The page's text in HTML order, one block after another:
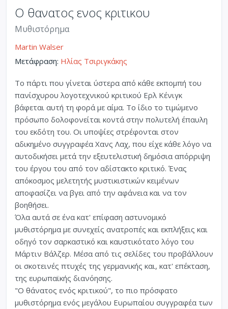
Ο θανατος ενος κριτικου
Μυθιστόρημα
Martin Walser
Μετάφραση: Ηλίας Τσιριγκάκης
Το πάρτι που γίνεται ύστερα από κάθε εκπομπή του
πανίσχυρου λογοτεχνικού κριτικού Ερλ Κένιγκ
βάφεται αυτή τη φορά με αίμα. Το ίδιο το τιμώμενο
πρόσωπο δολοφονείται κοντά στην πολυτελή έπαυλη
του εκδότη του. Οι υποψίες στρέφονται στον
αδικημένο συγγραφέα Χανς Λαχ, που είχε κάθε λόγο να
αυτοδικήσει μετά την εξευτελιστική δημόσια απόρριψη
του έργου του από τον αδίστακτο κριτικό. Ένας
απόκοσμος μελετητής μυστικιστικών κειμένων
αποφασίζει να βγει από την αφάνεια και να τον
βοηθήσει.
Όλα αυτά σε ένα κατ' επίφαση αστυνομικό
μυθιστόρημα με συνεχείς ανατροπές και εκπλήξεις και
οδηγό τον σαρκαστικό και καυστικότατο λόγο του
Μάρτιν Βάλζερ. Μέσα από τις σελίδες του προβάλλουν
οι σκοτεινές πτυχές της γερμανικής και, κατ' επέκταση,
της ευρωπαϊκής διανόησης.
"Ο θάνατος ενός κριτικού", το πιο πρόσφατο
μυθιστόρημα ενός μεγάλου Ευρωπαίου συγγραφέα των